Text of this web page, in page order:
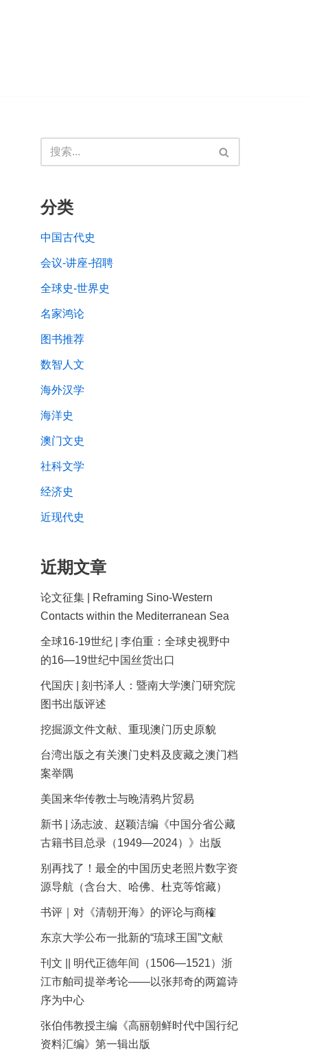
分类
中国古代史
会议-讲座-招聘
全球史-世界史
名家鸿论
图书推荐
数智人文
海外汉学
海洋史
澳门文史
社科文学
经济史
近现代史
近期文章
论文征集 | Reframing Sino-Western
Contacts within the Mediterranean Sea
全球16-19世纪 | 李伯重：全球史视野中
的16—19世纪中国丝货出口
代国庆 | 刻书泽人：暨南大学澳门研究院
图书出版评述
挖掘源文件文献、重现澳门历史原貌
台湾出版之有关澳门史料及庋藏之澳门档
案举隅
美国来华传教士与晚清鸦片贸易
新书 | 汤志波、赵颖洁编《中国分省公藏
古籍书目总录（1949—2024）》出版
别再找了！最全的中国历史老照片数字资
源导航（含台大、哈佛、杜克等馆藏）
书评｜对《清朝开海》的评论与商榷
东京大学公布一批新的“琉球王国”文献
刊文 || 明代正德年间（1506—1521）浙
江市舶司提举考论——以张邦奇的两篇诗
序为中心
张伯伟教授主编《高丽朝鲜时代中国行纪
资料汇编》第一辑出版